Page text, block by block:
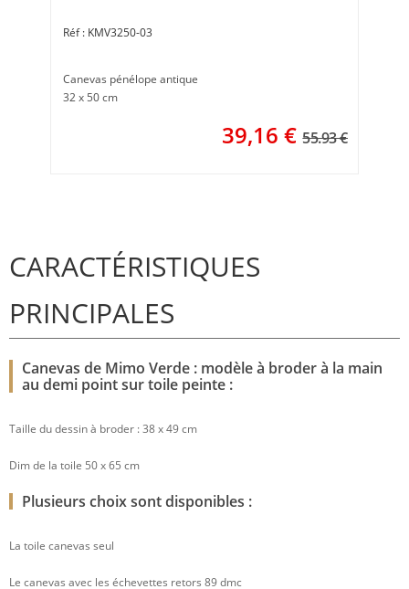
KMV3250-03
Canevas pénélope antique
32 x 50 cm
39,16 € 55.93 €
CARACTÉRISTIQUES
PRINCIPALES
Canevas de Mimo Verde : modèle à broder à la main
au demi point sur toile peinte :
Taille du dessin à broder : 38 x 49 cm
Dim de la toile 50 x 65 cm
Plusieurs choix sont disponibles :
La toile canevas seul
Le canevas avec les échevettes retors 89 dmc